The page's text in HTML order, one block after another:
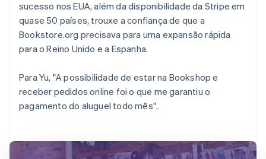
sucesso nos EUA, além da disponibilidade da Stripe em
quase 50 países, trouxe a confiança de que a
Bookstore.org precisava para uma expansão rápida
para o Reino Unido e a Espanha.
Para Yu, "A possibilidade de estar na Bookshop e
receber pedidos online foi o que me garantiu o
pagamento do aluguel todo mês".